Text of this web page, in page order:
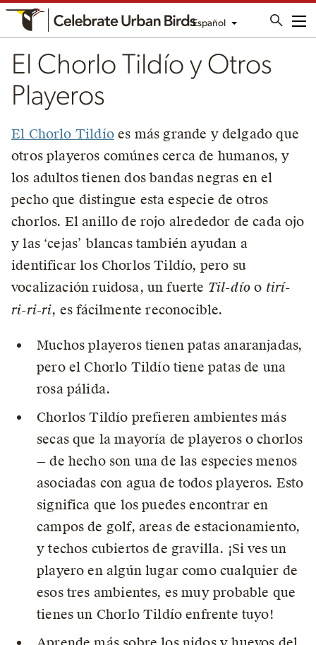
Español
El Chorlo Tildío y Otros
Playeros
El Chorlo Tildíoes más grande y delgado que
otros playeros comúnes cerca de humanos, y
los adultos tienen dos bandas negras en el
pecho que distingue esta especie de otros
chorlos. El anillo de rojo alrededor de cada ojo
y las ‘cejas’ blancas también ayudan a
identificar los Chorlos Tildío, pero su
vocalización ruidosa, un fuerte Til-dío o tirí-
ri-ri-ri, es fácilmente reconocible.
Muchos playeros tienen patas anaranjadas,
pero el Chorlo Tildío tiene patas de una
rosa pálida.
Chorlos Tildío prefieren ambientes más
secas que la mayoría de playeros o chorlos
— de hecho son una de las especies menos
asociadas con agua de todos playeros. Esto
significa que los puedes encontrar en
campos de golf, areas de estacionamiento,
y techos cubiertos de gravilla. ¡Si ves un
playero en algún lugar como cualquier de
esos tres ambientes, es muy probable que
tienes un Chorlo Tildío enfrente tuyo!